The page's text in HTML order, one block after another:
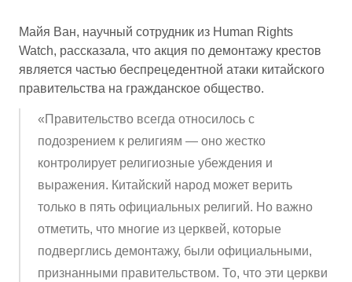
Майя Ван, научный сотрудник из Human Rights
Watch, рассказала, что акция по демонтажу крестов
является частью беспрецедентной атаки китайского
правительства на гражданское общество.
«Правительство всегда относилось с
подозрением к религиям — оно жестко
контролирует религиозные убеждения и
выражения. Китайский народ может верить
только в пять официальных религий. Но важно
отметить, что многие из церквей, которые
подверглись демонтажу, были официальными,
признанными правительством. То, что эти церкви